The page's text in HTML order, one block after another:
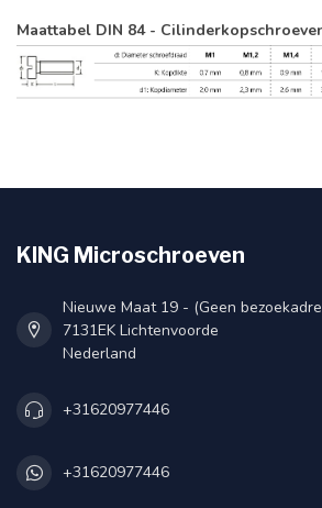
Maattabel DIN 84 -
KING Microschroeven
Nieuwe Maat 19 - (Geen
7131EK Lichtenvoorde
Nederland
+31620977446
+31620977446